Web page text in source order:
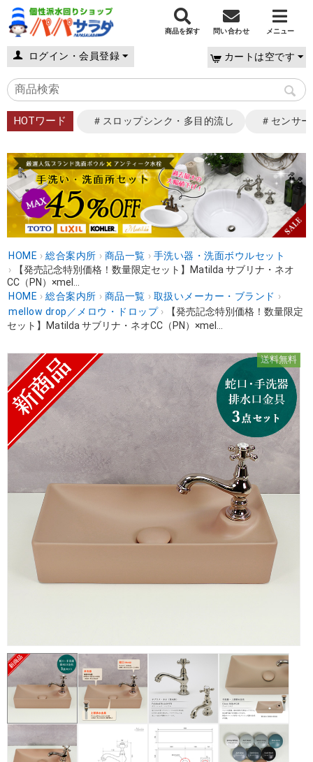
商品を探す 問い合わせ メニュー
ログイン・会員登録 カートは空です
HOTワード ＃スロップシンク・多目的流し ＃センサ
HOME › 総合案内所 › 商品一覧 › 手洗い器・洗面ボウルセット
›
【発売記念特別価格！数量限定セット】Matilda サブリナ・ネオ
CC（PN）×mel...
HOME › 総合案内所 › 商品一覧 › 取扱いメーカー・ブランド ›
mellow drop／メロウ・ドロップ ›
【発売記念特別価格！数量限定
セット】Matilda サブリナ・ネオCC（PN）×mel...
送料無料